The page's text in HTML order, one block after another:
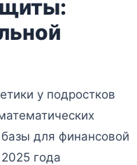
у подростков
для финансовой
года